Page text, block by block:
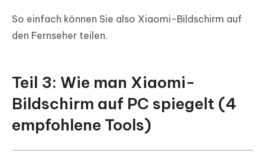
So einfach können Sie also Xiaomi-Bildschirm auf
den Fernseher teilen.
Teil 3: Wie man Xiaomi-
Bildschirm auf PC spiegelt (4
empfohlene Tools)